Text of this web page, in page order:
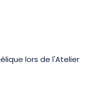
lors de l'Atelier